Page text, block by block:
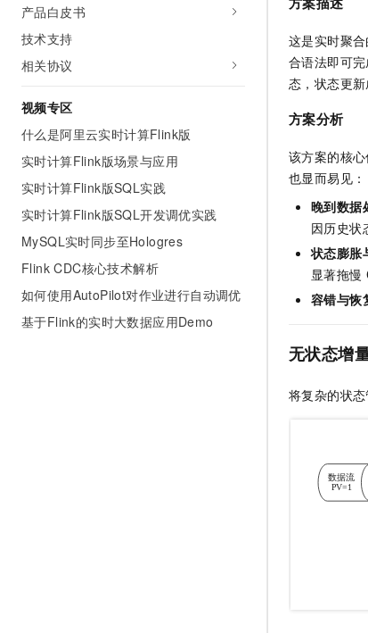
产品白皮书
技术支持
相关协议
视频专区
什么是阿里云实时计算Flink版
实时计算Flink版场景与应用
实时计算Flink版SQL实践
实时计算Flink版SQL开发调优实践
MySQL实时同步至Hologres
Flink CDC核心技术解析
如何使用AutoPilot对作业进行自动调优
基于Flink的实时大数据应用Demo
这是实时聚
合语法即可
态，状态更
方案分析
该方案的核
也显而易见：
晚到数据
因历史状
状态膨胀
显著拖慢
容错与恢
无状态增
将复杂的状